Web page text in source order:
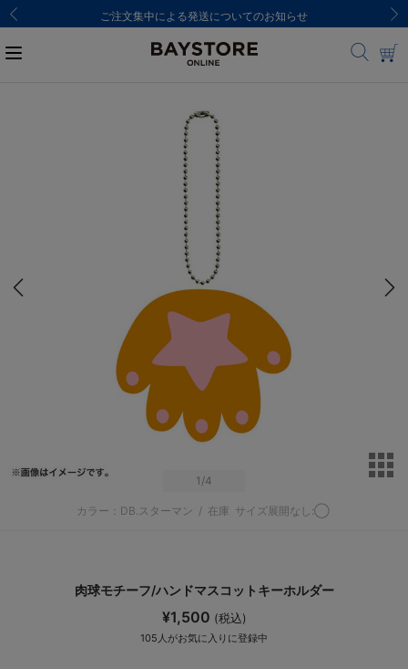
ご注文集中による発送についてのお知らせ
1 /4
カラー：DB.スターマン / 在庫 サイズ展開なし:◯
肉球モチーフ/ハンドマスコットキーホルダー
¥1,500 (税込)
105 人がお気に入りに登録中